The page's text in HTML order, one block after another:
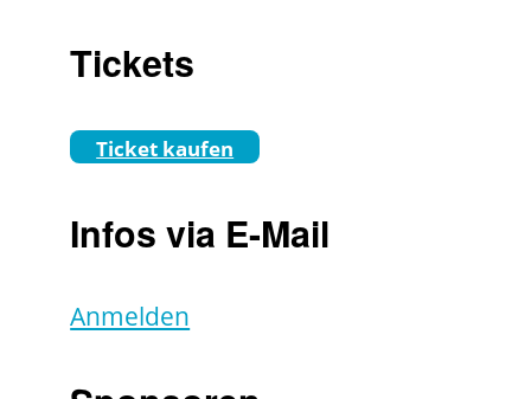
Tickets
Ticket kaufen
Infos via E-Mail
Anmelden